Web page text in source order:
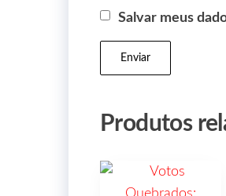
Salvar meus
Produtos